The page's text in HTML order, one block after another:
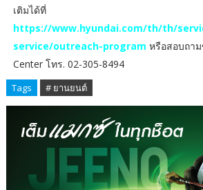
เติมได้ที่
https://www.hyundai.com/th/th/
service/outreach-program หรือสอบถา
Center โทร. 02-305-8494
Tags # ยานยนต์